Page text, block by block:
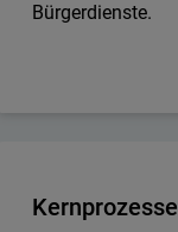
Bürgerdienste.
Kernprozesse